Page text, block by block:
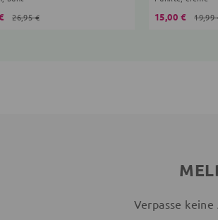
26,95 € 15,00 € 19,99
Verpasse